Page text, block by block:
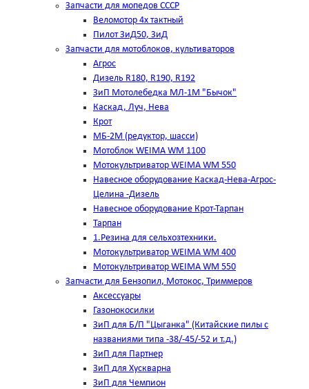
Запчасти для мопедов СССР
Веломотор 4х тактный
Пилот ЗиД50, ЗиД
Запчасти для мотоблоков, культиваторов
Агрос
Дизель R180, R190, R192
ЗиП Мотолебедка МЛ-1М "Бычок"
Каскад, Луч, Нева
Крот
МБ-2М (редуктор, шасси)
Мотоблок WEIMA WM 1100
Мотокультриватор WEIMA WM 550
Навесное оборудование Каскад-Нева-Агрос-
Целина -Дизель
Навесное оборудование Крот-Тарпан
Тарпан
1.Резина для сельхозтехники.
Мотокультриватор WEIMA WM 400
Мотокультриватор WEIMA WM 550
Запчасти для Бензопил, Мотокос, Триммеров
Аксессуары
Газонокосилки
ЗиП для Б/П "Цыганка" (Китайские пилы с
названиями типа -38/-45/-52 и т.д.)
ЗиП для Партнер
ЗиП для Хускварна
ЗиП для Чемпион